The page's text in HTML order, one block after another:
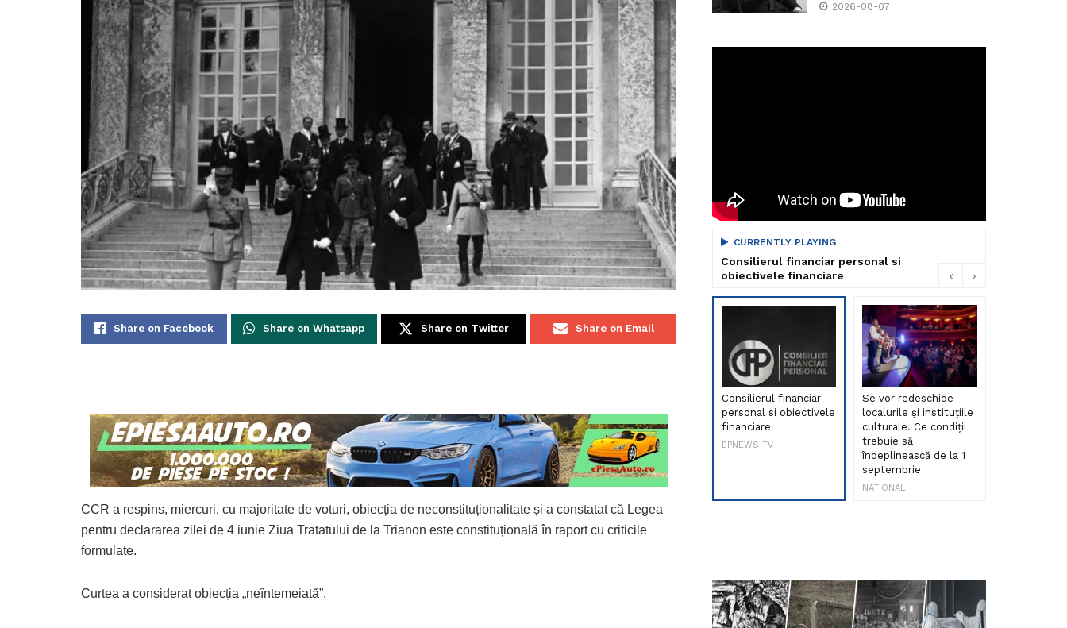
Share on Facebook Share on Whatsapp Share on Twitter Share on Email
CCR a respins, miercuri, cu majoritate de voturi, obiecția de neconstituționalitate și a constatat că Legea
pentru declararea zilei de 4 iunie Ziua Tratatului de la Trianon este constituțională în raport cu criticile
formulate.
Curtea a considerat obiecția „neîntemeiată”.
2026-08-07
CURRENTLY PLAYING
Consilierul financiar personal si
obiectivele financiare
Consilierul financiar
personal si obiectivele
financiare
BPNEWS TV
Se vor redeschide
localurile și instituțiile
culturale. Ce condiții
trebuie să
îndeplinească de la 1
septembrie
NATIONAL